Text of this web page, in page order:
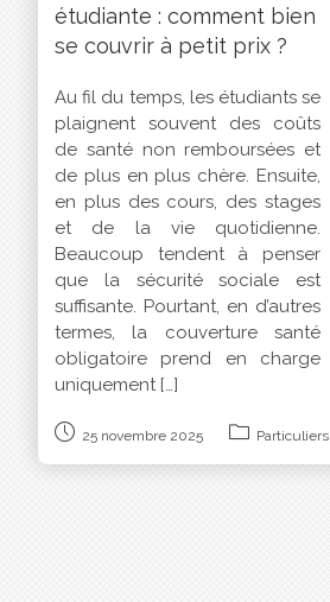
étudiante : comment bien
se couvrir à petit prix ?
Au fil du temps, les étudiants se
plaignent souvent des coûts
de santé non remboursées et
de plus en plus chère. Ensuite,
en plus des cours, des stages
et de la vie quotidienne.
Beaucoup tendent à penser
que la sécurité sociale est
suffisante. Pourtant, en d’autres
termes, la couverture santé
obligatoire prend en charge
uniquement […]
25 novembre 2025 Particuliers